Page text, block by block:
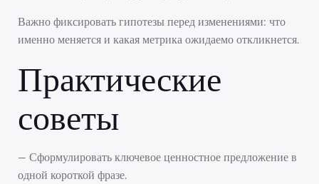
Важно фиксировать гипотезы перед изменениями: что
именно меняется и какая метрика ожидаемо откликнется.
Практические
советы
— Сформулировать ключевое ценностное предложение в
одной короткой фразе.